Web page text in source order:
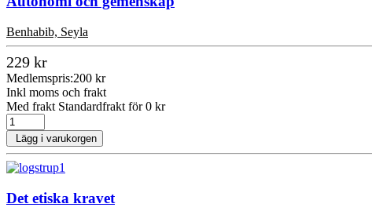
Benhabib, Seyla
229 kr
Medlemspris:200 kr
Inkl moms och frakt
Med frakt Standardfrakt för 0 kr
Lägg i varukorgen
Det etiska kravet